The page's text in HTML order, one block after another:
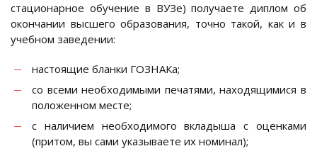
стационарное обучение в ВУЗе) получаете диплом об
окончании высшего образования, точно такой, как и в
учебном заведении:
настоящие бланки ГОЗНАКа;
со всеми необходимыми печатями, находящимися в
положенном месте;
с наличием необходимого вкладыша с оценками
(притом, вы сами указываете их номинал);